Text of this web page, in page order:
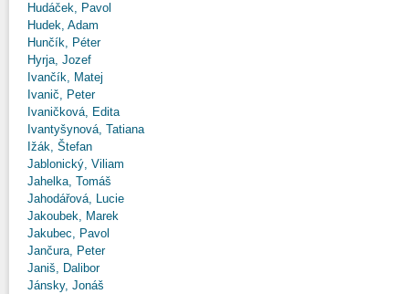
Hudáček, Pavol
Hudek, Adam
Hunčík, Péter
Hyrja, Jozef
Ivančík, Matej
Ivanič, Peter
Ivaničková, Edita
Ivantyšynová, Tatiana
Ižák, Štefan
Jablonický, Viliam
Jahelka, Tomáš
Jahodářová, Lucie
Jakoubek, Marek
Jakubec, Pavol
Jančura, Peter
Janiš, Dalibor
Jánsky, Jonáš